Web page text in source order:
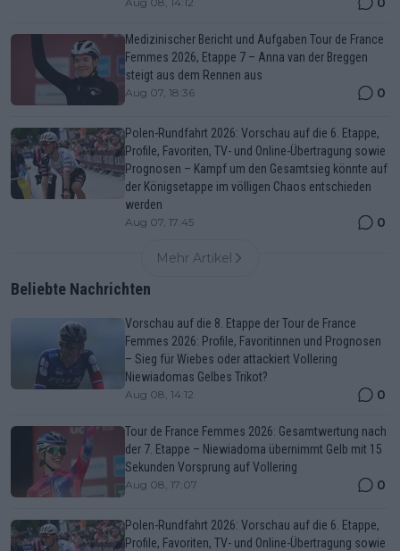
Medizinischer Bericht und Aufgaben Tour de France
Femmes 2026, Etappe 7 – Anna van der Breggen
steigt aus dem Rennen aus
Aug 07, 18:36 0
Polen-Rundfahrt 2026: Vorschau auf die 6. Etappe,
Profile, Favoriten, TV- und Online-Übertragung sowie
Prognosen – Kampf um den Gesamtsieg könnte auf
der Königsetappe im völligen Chaos entschieden
werden
Aug 07, 17:45 0
Mehr Artikel
Beliebte Nachrichten
Vorschau auf die 8. Etappe der Tour de France
Femmes 2026: Profile, Favoritinnen und Prognosen
– Sieg für Wiebes oder attackiert Vollering
Niewiadomas Gelbes Trikot?
Aug 08, 14:12 0
Tour de France Femmes 2026: Gesamtwertung nach
der 7. Etappe – Niewiadoma übernimmt Gelb mit 15
Sekunden Vorsprung auf Vollering
Aug 08, 17:07 0
Polen-Rundfahrt 2026: Vorschau auf die 6. Etappe,
Profile, Favoriten, TV- und Online-Übertragung sowie